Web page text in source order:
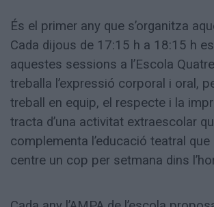
És el primer any que s’organitza
Cada dijous de 17:15 h a 18:15 h
aquestes sessions a l’Escola
treballa l’expressió corporal i oral,
treball en equip, el respecte i la
tracta d’una activitat extraescolar
complementa l’educació teatral que
centre un cop per setmana dins